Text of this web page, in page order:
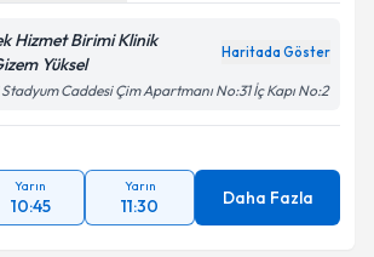
Hizmet Birimi Klinik
Yüksel
Caddesi Çim Apartmanı No:31 İç Kapı No:2
Yarın
10:45
Yarın
11:30 Daha Fazla